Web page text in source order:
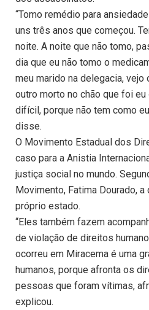
“Tomo remédio para
uns três anos que começou.
noite. A noite que não tomo,
dia que eu não tomo o
meu marido na delegacia, vejo
outro morto no chão que foi eu
difícil, porque não tem como
disse.
O Movimento Estadual dos
caso para a Anistia
justiça social no mundo.
Movimento, Fatima Dourado, a
próprio estado.
“Eles também fazem
de violação de direitos
ocorreu em Miracema é uma
humanos, porque afronta os
pessoas que foram vítimas,
explicou.